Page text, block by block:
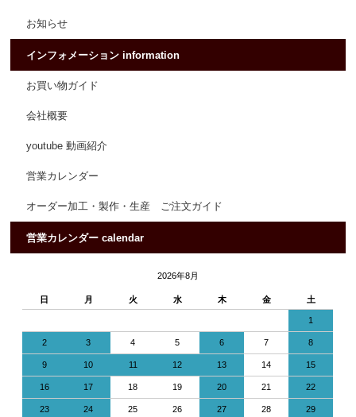
お知らせ
インフォメーション information
お買い物ガイド
会社概要
youtube 動画紹介
営業カレンダー
オーダー加工・製作・生産 ご注文ガイド
営業カレンダー calendar
2026年8月
日 月 火 水 木 金 土
1
2 3 4 5 6 7 8
9 10 11 12 13 14 15
16 17 18 19 20 21 22
23 24 25 26 27 28 29